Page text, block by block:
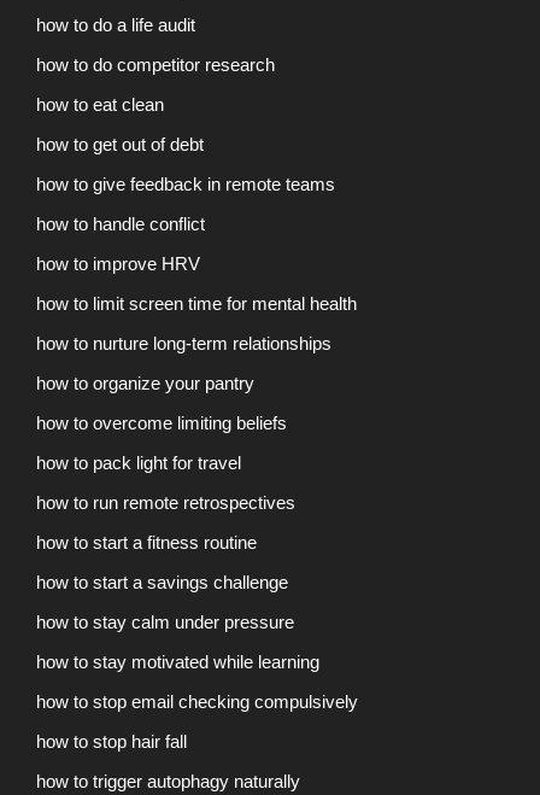
how to do a life audit
how to do competitor research
how to eat clean
how to get out of debt
how to give feedback in remote teams
how to handle conflict
how to improve HRV
how to limit screen time for mental health
how to nurture long-term relationships
how to organize your pantry
how to overcome limiting beliefs
how to pack light for travel
how to run remote retrospectives
how to start a fitness routine
how to start a savings challenge
how to stay calm under pressure
how to stay motivated while learning
how to stop email checking compulsively
how to stop hair fall
how to trigger autophagy naturally